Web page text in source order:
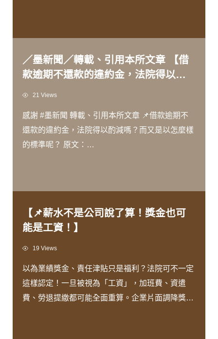
／墨新聞／轉載、引用本所文章 【借
款逾期不還款的違約金，法院得以酌
Views21 Views
感謝 #墨新聞 轉載、引用本所文章 📌借款逾期不
還款的違約金，法院得以酌減嗎？而又是以怎麼樣
的標準呢？ 原文：
【📌薪水不是公司說了算！獎金也可
能是工資！】
Views19 Views
以為業績獎金、責任津貼只是福利？法院可不一定
這樣認定！一旦被視為「工資」，加班費、資遣
費、勞退提繳都可能全面重算。企業片面調降獎金